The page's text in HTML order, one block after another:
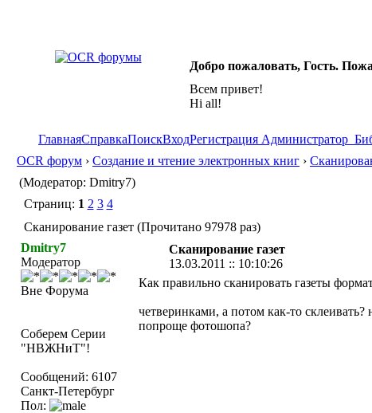
Добро пожаловать, Гость.
Всем привет!
Hi all!
ГлавнаяСправкаПоискВходРегистрация Администратор
OCR форум › Создание и чтение электронных книг ›
(Модератор: Dmitry7)
Страниц: 1 2 3 4
Сканирование газет (Прочитано 97978 раз)
Dmitry7
Модератор
Вне Форума
Соберем Серии
"НВЖНиТ"!
Сообщений: 6107
Санкт-Петербург
Пол:
Сканирование газет
13.03.2011 :: 10:10:26
Как правильно сканировать газеты
четверинками, а потом как-то
попроще фотошопа?